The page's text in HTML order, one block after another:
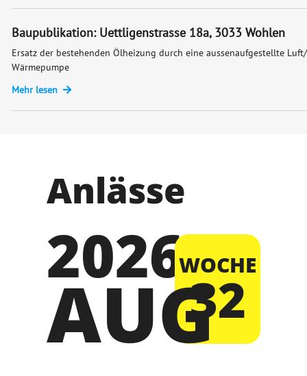
Baupublikation: Uettligenstrasse 18a, 3033 Wohlen
Ersatz der bestehenden Ölheizung durch eine aussenaufgestellte
Wärmepumpe
Mehr lesen
Anlässe
2026WOCHE
32
AUG